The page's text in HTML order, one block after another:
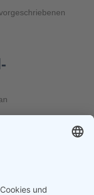
nach
-